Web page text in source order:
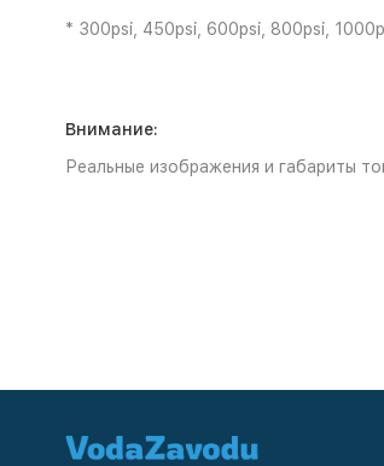
* 300psi, 450psi, 600psi, 800psi,
Внимание:
Реальные изображения и габариты